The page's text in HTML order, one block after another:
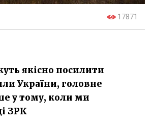
17871
якісно посилити
України, головне
у тому, коли ми
ЗРК